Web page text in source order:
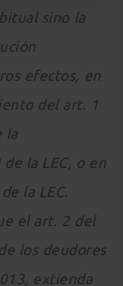
sino la
efectos, en
del art. 1
la
la LEC, o en
la LEC.
el art. 2 del
los deudores
extienda